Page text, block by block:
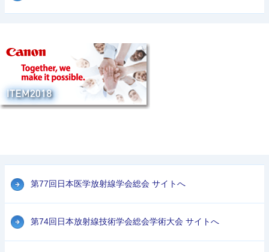
第77回日本医学放射線学会総会 サイトへ
第74回日本放射線技術学会総会学術大会 サイトへ